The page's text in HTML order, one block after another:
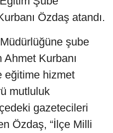
Özdaş atandı.
şube
Kurbanı
eğitime hizmet
mutluluk
gazetecileri
Özdaş, “İlçe Milli